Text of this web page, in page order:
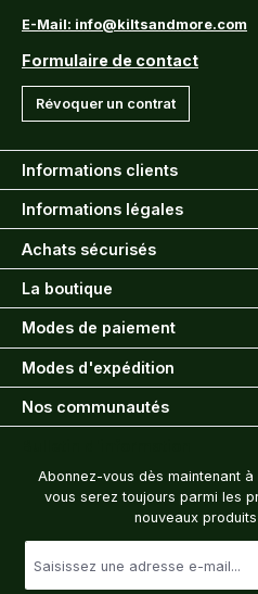
E-Mail: info@kiltsandmore.com
Formulaire de contact
Révoquer un contrat
Informations clients
Informations légales
Achats sécurisés
La boutique
Modes de paiement
Modes d'expédition
Nos communautés
Abonnez-vous dès maintenant
vous serez toujours parmi les
nouveaux
e-
mail